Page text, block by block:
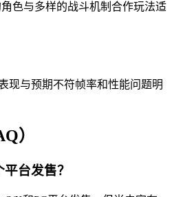
色与多样的战斗机制合作玩法适
现与预期不符帧率和性能问题明
）
台发售？